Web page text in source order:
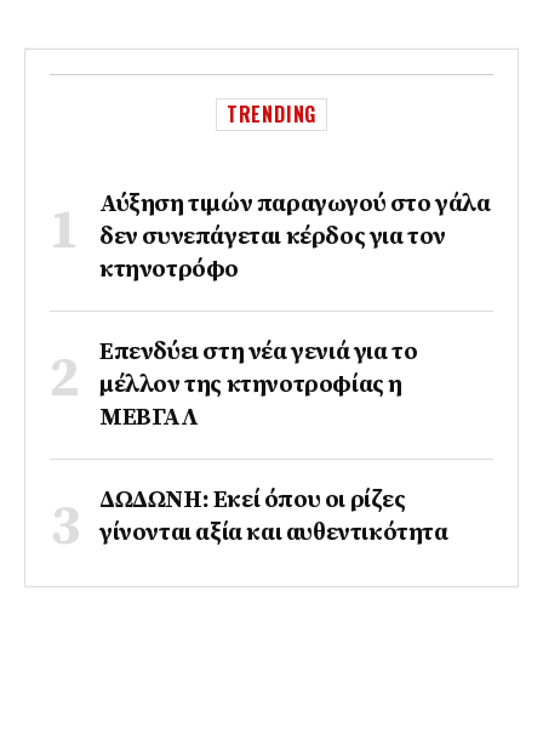
TRENDING
Αύξηση τιμών παραγωγού στο γάλα
δεν συνεπάγεται κέρδος για τον
κτηνοτρόφο
Επενδύει στη νέα γενιά για το
μέλλον της κτηνοτροφίας η
ΜΕΒΓΑΛ
ΔΩΔΩΝΗ: Εκεί όπου οι ρίζες
γίνονται αξία και αυθεντικότητα